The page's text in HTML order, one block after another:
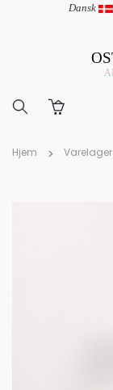
Dansk
Hjem Varelager